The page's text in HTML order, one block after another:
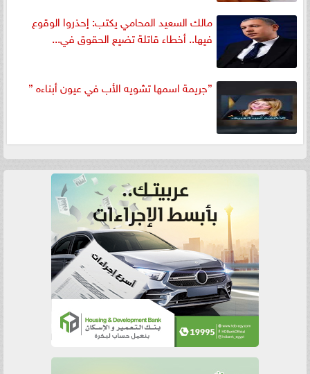
مالك السعيد المحامي يكتب: إحذروا الوقوع
فيها.. أخطاء قاتلة تضيع الحقوق في...
”جريمة اسمها تشويه الأب في عيون أبناءه ”